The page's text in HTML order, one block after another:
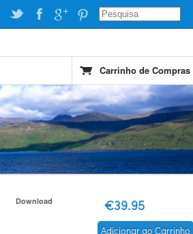
Carrinho de Compras
Download €39.95
Adicionar ao Carrinho